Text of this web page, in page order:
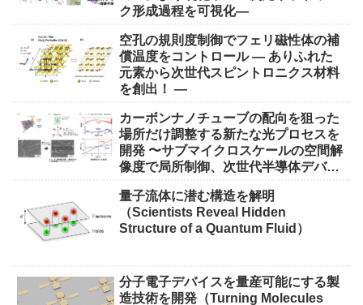
ク形成過程を可視化―
空孔の規則度制御でフェリ磁性体の補
償温度をコントロール ― ありふれた
元素から次世代スピントロニクス材料
を創出！ ―
カーボンナノチューブの配向を狙った
場所だけ調整する新たな光プロセスを
開発 〜サブマイクロスケールの空間解
像度で局所制御、次世代半導体デバイ
量子流体に潜む構造を解明
（Scientists Reveal Hidden
Structure of a Quantum Fluid）
分子電子デバイスを量産可能にする製
造技術を開発（Turning Molecules